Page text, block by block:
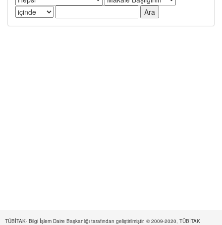
TÜBİTAK- Bilgi İşlem Daire Başkanlığı tarafından geliştirilmiştir. © 2009-2020, TÜBİTAK